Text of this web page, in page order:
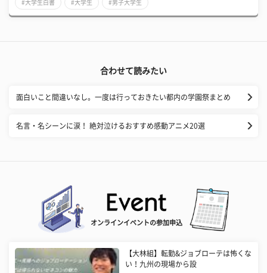
#大学生白書 #大学生 #男子大学生
合わせて読みたい
面白いこと間違いなし。一度は行っておきたい都内の学園祭まとめ
名言・名シーンに涙！ 絶対泣けるおすすめ感動アニメ20選
オンラインイベントの参加申込
【大林組】転勤&ジョブローテは怖くな
い！九州の現場から設